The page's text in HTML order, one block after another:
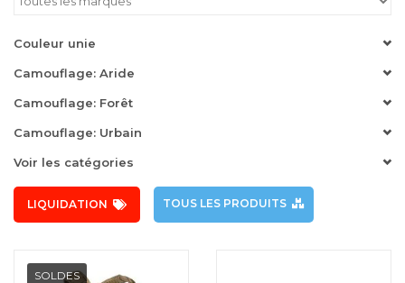
Couleur unie
Camouflage: Aride
Camouflage: Forêt
Camouflage: Urbain
Voir les catégories
LIQUIDATION TOUS LES PRODUITS
SOLDES